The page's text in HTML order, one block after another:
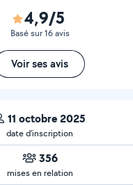
4,9/5
Basé sur 16 avis
Voir ses avis
11 octobre 2025
date d’inscription
356
mises en relation